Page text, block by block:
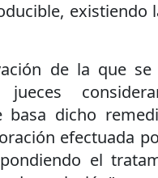
existiendo
de la que se
jueces
dicho
efectuada
el